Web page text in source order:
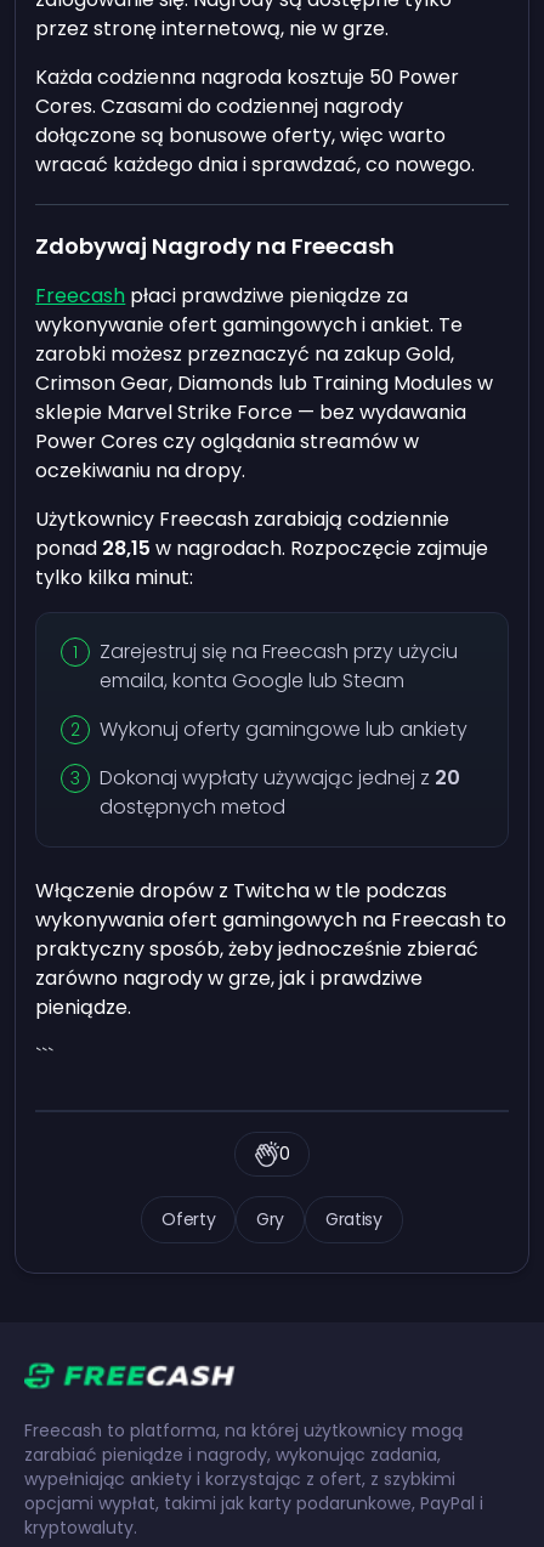
przez stronę internetową, nie w grze.
Każda codzienna nagroda kosztuje 50 Power
Cores. Czasami do codziennej nagrody
dołączone są bonusowe oferty, więc warto
wracać każdego dnia i sprawdzać, co nowego.
Zdobywaj Nagrody na Freecash
Freecash płaci prawdziwe pieniądze za
wykonywanie ofert gamingowych i ankiet. Te
zarobki możesz przeznaczyć na zakup Gold,
Crimson Gear, Diamonds lub Training Modules w
sklepie Marvel Strike Force — bez wydawania
Power Cores czy oglądania streamów w
oczekiwaniu na dropy.
Użytkownicy Freecash zarabiają codziennie
ponad 28,15 w nagrodach. Rozpoczęcie zajmuje
tylko kilka minut:
Zarejestruj się na Freecash przy użyciu
emaila, konta Google lub Steam
Wykonuj oferty gamingowe lub ankiety
Dokonaj wypłaty używając jednej z 20
dostępnych metod
Włączenie dropów z Twitcha w tle podczas
wykonywania ofert gamingowych na Freecash to
praktyczny sposób, żeby jednocześnie zbierać
zarówno nagrody w grze, jak i prawdziwe
pieniądze.
```
Oferty Gry Gratisy
0
Freecash to platforma, na której użytkownicy mogą
zarabiać pieniądze i nagrody, wykonując zadania,
wypełniając ankiety i korzystając z ofert, z szybkimi
opcjami wypłat, takimi jak karty podarunkowe, PayPal i
kryptowaluty.